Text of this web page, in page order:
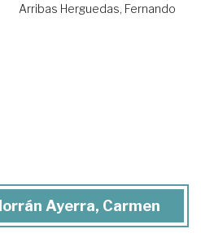
Arribas Herguedas, Fernando
Ayerra, Carmen